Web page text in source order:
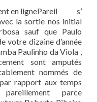
Pareil s’
la sortie nos initial
sauf que Paulo
votre dizaine d’année
Paulinho da Viola ,
sont amputés
nommés de
rapport aux temps
parce